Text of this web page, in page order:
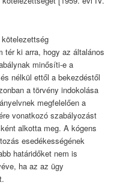
tér ki arra, hogy az általános
minősíti-e a
nélkül ettől a bekezdéstől
a törvény indokolása
megfelelően a
vonatkozó szabályozást
alkotta meg. A kógens
esedékességének
határidőket nem is
ha az az ügy